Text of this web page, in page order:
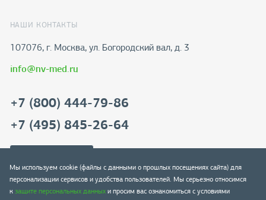
НАШИ КОНТАКТЫ
107076, г. Москва, ул. Богородский вал, д. 3
info@nv-med.ru
+7 (800) 444-79-86
+7 (495) 845-26-64
Мы используем cookie (файлы с данными о прошлых посещениях сайта) для
персонализации сервисов и удобства пользователей. Мы серьезно относимся
кзащите персональных данныхи просим вас ознакомиться с условиями